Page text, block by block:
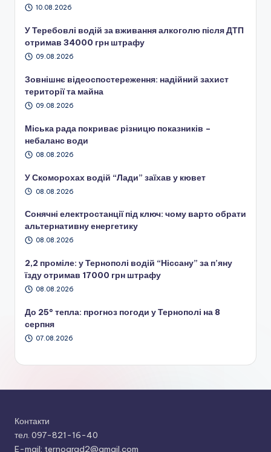
10.08.2026
У Теребовлі водій за вживання алкоголю після ДТП
отримав 34000 грн штрафу
09.08.2026
Зовнішнє відеоспостереження: надійний захист
території та майна
09.08.2026
Міська рада покриває різницю показників –
небаланс води
08.08.2026
У Скоморохах водій “Лади” заїхав у кювет
08.08.2026
Сонячні електростанції під ключ: чому варто обрати
альтернативну енергетику
08.08.2026
2,2 проміле: у Тернополі водій “Ніссану” за п’яну
їзду отримав 17000 грн штрафу
08.08.2026
До 25° тепла: прогноз погоди у Тернополі на 8
серпня
07.08.2026
Контакти
тел. 097-821-16-40
E-mail: ternograd2@gmail.com